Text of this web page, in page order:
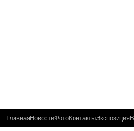
ГлавнаяНовостиФотоКонтактыЭкспозиция